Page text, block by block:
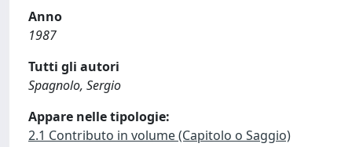
Anno
1987
Tutti gli autori
Spagnolo, Sergio
Appare nelle tipologie:
2.1 Contributo in volume (Capitolo o Saggio)